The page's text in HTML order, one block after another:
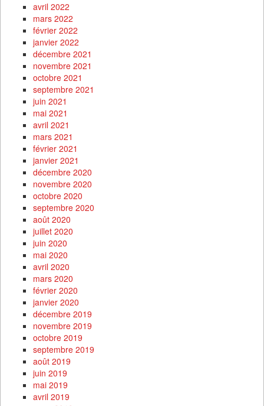
avril 2022
mars 2022
février 2022
janvier 2022
décembre 2021
novembre 2021
octobre 2021
septembre 2021
juin 2021
mai 2021
avril 2021
mars 2021
février 2021
janvier 2021
décembre 2020
novembre 2020
octobre 2020
septembre 2020
août 2020
juillet 2020
juin 2020
mai 2020
avril 2020
mars 2020
février 2020
janvier 2020
décembre 2019
novembre 2019
octobre 2019
septembre 2019
août 2019
juin 2019
mai 2019
avril 2019